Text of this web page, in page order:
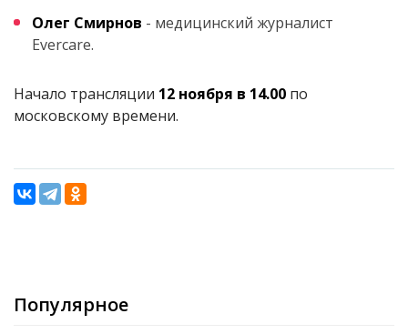
Олег Смирнов - медицинский журналист
Evercare.
Начало трансляции 12 ноября в 14.00 по
московскому времени.
Популярное